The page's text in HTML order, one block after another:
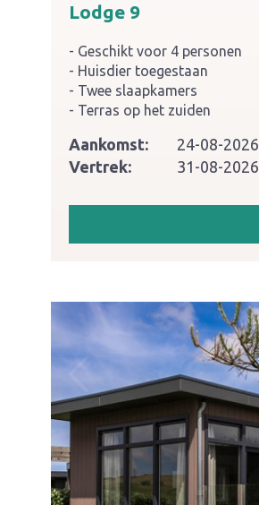
Lodge 9
Geschikt voor 4 personen
Huisdier toegestaan
Twee slaapkamers
Terras op het zuiden
Aankomst:
24-08-2026
Vertrek:
31-08-2026